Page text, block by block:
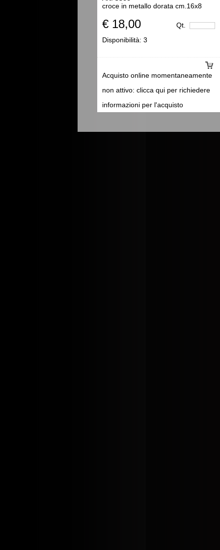
croce in metallo dorata cm.16x8
€ 18,00 Qt.
Acquisto online momentaneamente
non attivo: clicca qui per richiedere
informazioni per l'acquisto
Disponibilità: 3